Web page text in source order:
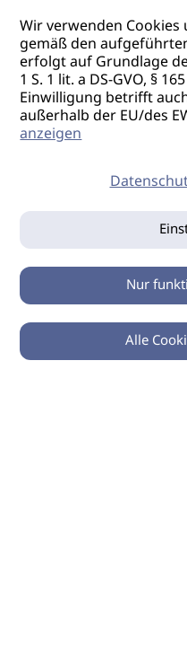
Wir verwenden
gemäß den
erfolgt auf Grundlage
1 S. 1 lit. a DS-GVO, §
Einwilligung betrifft
außerhalb der EU/des
anzeigen
Nur
Alle